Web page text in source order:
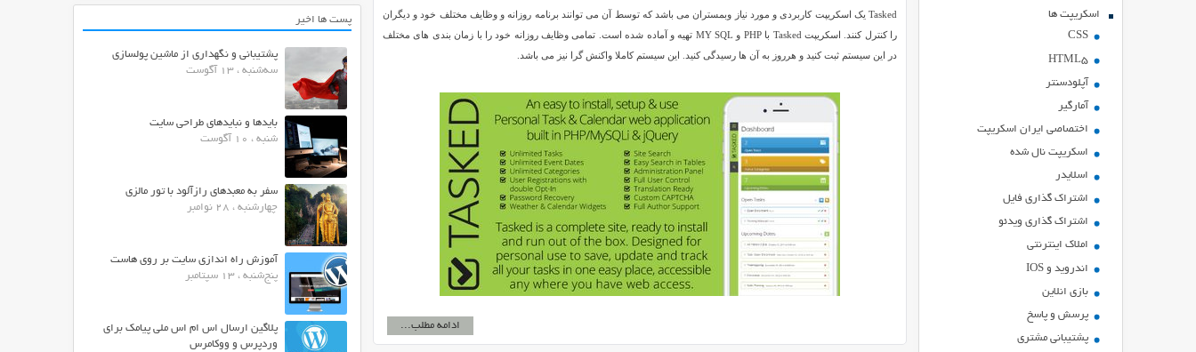
اسکریپت ها
CSS
HTML5
آپلودسنتر
آمارگیر
اختصاصی ایران اسکریپت
اسکریپت نال شده
اسلایدر
اشتراك گذاري فايل
اشتراک گذاری ویدئو
املاک اینترنتی
اندروید و IOS
بازي انلاين
پرسش و پاسخ
پشتیبانی مشتری
Tasked یک اسکریپت کاربردی و مورد نیاز وبمستران می باشد که توسط آن می توانند برنامه روزانه و وظایف مختلف خود و دیگران
را کنترل کنند. اسکریپت Tasked با PHP و MY SQL تهیه و آماده شده است. تمامی وظایف روزانه خود را با زمان بندی های مختلف
در این سیستم ثبت کنید و هرروز به آن ها رسیدگی کنید. این سیستم کاملا واکنش گرا نیز می باشد.
ادامه مطلب...
پست ها اخیر
پشتیبانی و نگهداری از ماشین پولسازی
سه‌شنبه ، 13 آگوست
بایدها و نبایدهای طراحی سایت
شنبه ، 10 آگوست
سفر به معبدهای رازآلود با تور مالزی
چهارشنبه ، 28 نوامبر
آموزش راه اندازی سایت بر روی هاست
پنج‌شنبه ، 13 سپتامبر
پلاگین ارسال اس ام اس ملی پیامک برای
وردپرس و ووکامرس